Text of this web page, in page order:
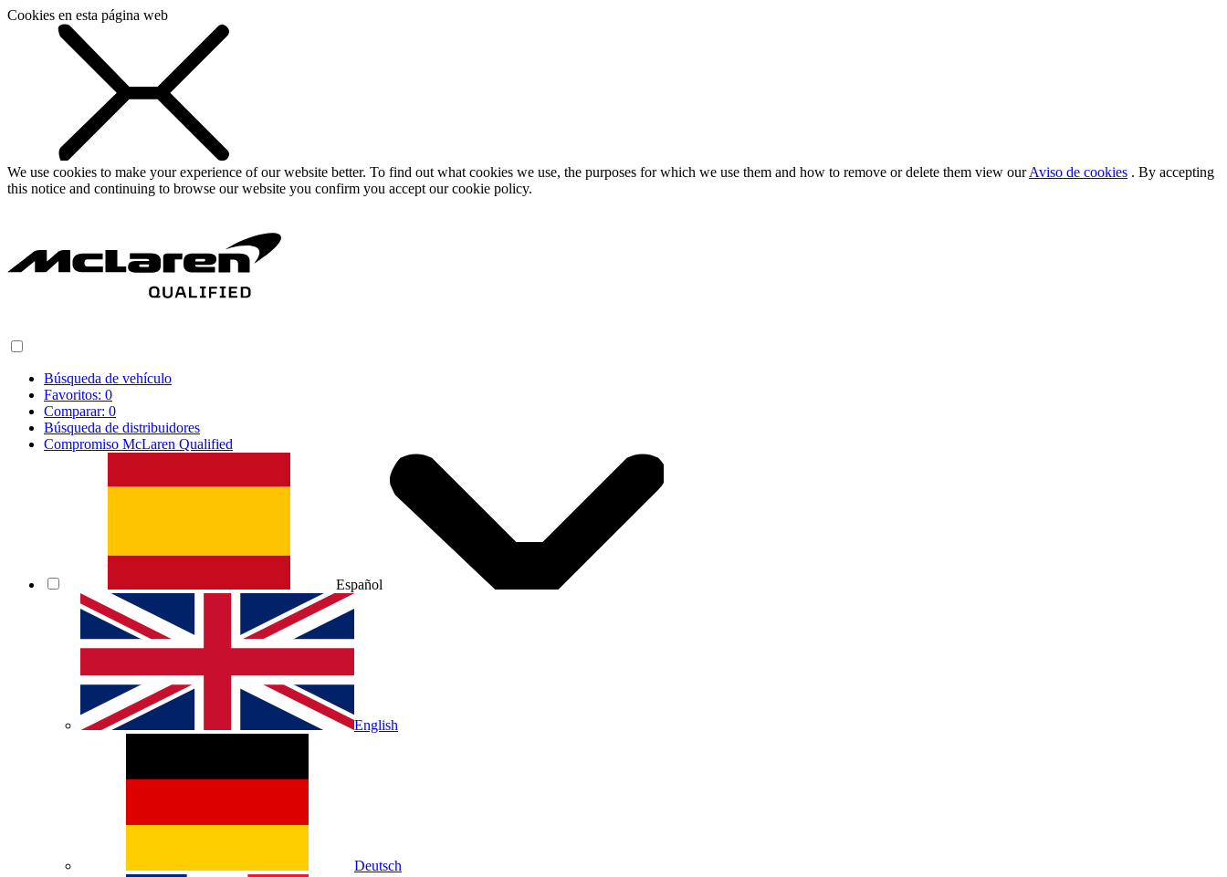
Cookies en esta página web
We use cookies to make your experience of our website better. To find out what cookies we use, the purposes for which we use them and how to remove or delete them view ourAviso de cookies . By accepting
this notice and continuing to browse our website you confirm you accept our cookie policy.
Búsqueda de vehículo
Favoritos: 0
Comparar: 0
Búsqueda de distribuidores
Compromiso McLaren Qualified
Español
English
Deutsch